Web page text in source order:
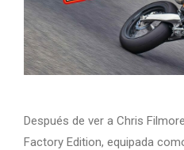
Después de ver a Chris
Factory Edition, equipada